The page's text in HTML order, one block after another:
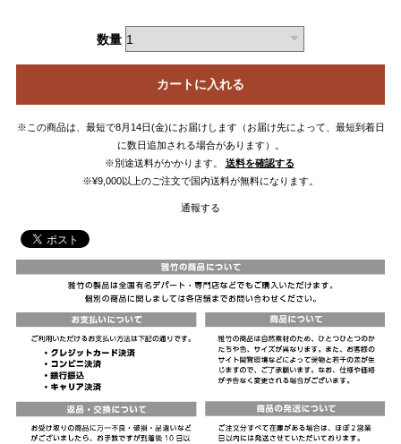
数量
カートに入れる
※この商品は、最短で8月14日(金)にお届けします（お届け先によって、最短到着日
に数日追加される場合があります）。
※別途送料がかかります。
送料を確認する
※¥9,000以上のご注文で国内送料が無料になります。
通報する